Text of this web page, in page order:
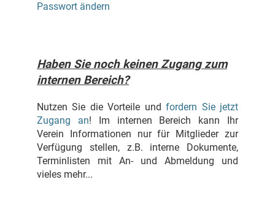
Passwort ändern
Haben Sie noch keinen Zugang zum
internen Bereich?
Nutzen Sie die Vorteile undfordern Sie jetzt
Zugang an! Im internen Bereich kann Ihr
Verein Informationen nur für Mitglieder zur
Verfügung stellen, z.B. interne Dokumente,
Terminlisten mit An- und Abmeldung und
vieles mehr...